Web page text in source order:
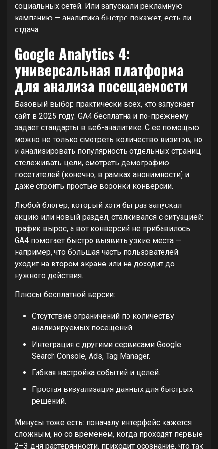
социальных сетей. Или запускали рекламную
кампанию — аналитика быстро покажет, есть ли
отдача.
Google Analytics 4:
универсальная платформа
для анализа посещаемости
Базовый выбор практически всех, кто запускает
сайт в 2025 году. GA4 бесплатна и по-прежнему
задает стандарты в веб-аналитике. С ее помощью
можно не только смотреть количество визитов, но
и анализировать популярность отдельных страниц,
отслеживать цели, смотреть демографию
посетителей (конечно, в рамках анонимности) и
даже строить простые воронки конверсии.
Любой блогер, который хотя бы раз запускал
акцию или новый раздел, сталкивался с ситуацией:
трафик вырос, а вот конверсий не прибавилось.
GA4 помогает быстро выявить узкие места —
например, что большая часть пользователей
уходит на втором экране или не доходит до
нужного действия.
Плюсы бесплатной версии:
Отсутствие ограничений по количеству
анализируемых посещений.
Интеграция с другими сервисами Google:
Search Console, Ads, Tag Manager.
Гибкая настройка событий и целей.
Простая визуализация данных для быстрых
решений.
Минусы тоже есть: поначалу интерфейс кажется
сложным, но со временем, когда проходят первые
2–3 дня растерянности, приходит осознание, что так